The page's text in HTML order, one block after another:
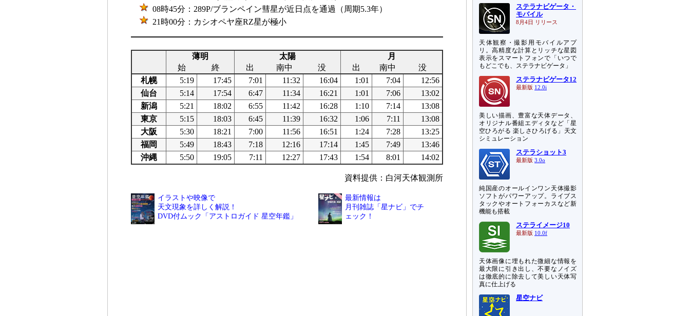
08時45分：289P/ブランペイン彗星が近日点を通過（周期5.3年）
21時00分：カシオペヤ座RZ星が極小
薄明 太陽
月
始
終 出 南中 没 出 南中
没
札幌
5:19 17:45 7:01 11:32 16:04 1:01 7:04
12:56
仙台
5:14 17:54 6:47 11:34 16:21 1:01 7:06
13:02
新潟
5:21 18:02 6:55 11:42 16:28 1:10 7:14
13:08
東京
5:15 18:03 6:45 11:39 16:32 1:06 7:11
13:08
大阪
5:30 18:21 7:00 11:56 16:51 1:24 7:28
13:25
福岡
5:49 18:43 7:18 12:16 17:14 1:45 7:49
13:46
沖縄
5:50 19:05 7:11 12:27 17:43 1:54 8:01 14:02
資料提供：白河天体観測所
イラストや映像で
天文現象を詳しく解説！
DVD付ムック「アストロガイド 星空年鑑」
最新情報は
月刊雑誌「星ナビ」でチ
ェック！
ステラナビゲータ・
モバイル
8月4日 リリース
天体観察・撮影用モバイルアプ
リ。高精度な計算とリッチな星図
表示をスマートフォンで「いつで
もどこでも、ステラナビゲータ」
ステラナビゲータ12
最新版 12.0i
美しい描画、豊富な天体データ、
オリジナル番組エディタなど「星
空ひろがる 楽しさひろげる」天文
シミュレーション
ステラショット3
最新版 3.0o
純国産のオールインワン天体撮影
ソフトがパワーアップ。ライブス
タックやオートフォーカスなど新
機能も搭載
ステライメージ10
最新版 10.0f
天体画像に埋もれた微細な情報を
最大限に引き出し、不要なノイズ
は徹底的に除去して美しい天体写
真に仕上げる
星空ナビ